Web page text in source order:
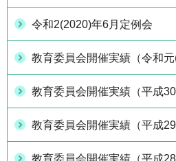
令和2(2020)年6月定例会
教育委員会開催実績（令和元
教育委員会開催実績（平成
教育委員会開催実績（平成29
教育委員会開催実績（平成28